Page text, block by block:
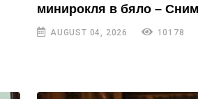
минирокля в бяло –
AUGUST 04, 2026 10178